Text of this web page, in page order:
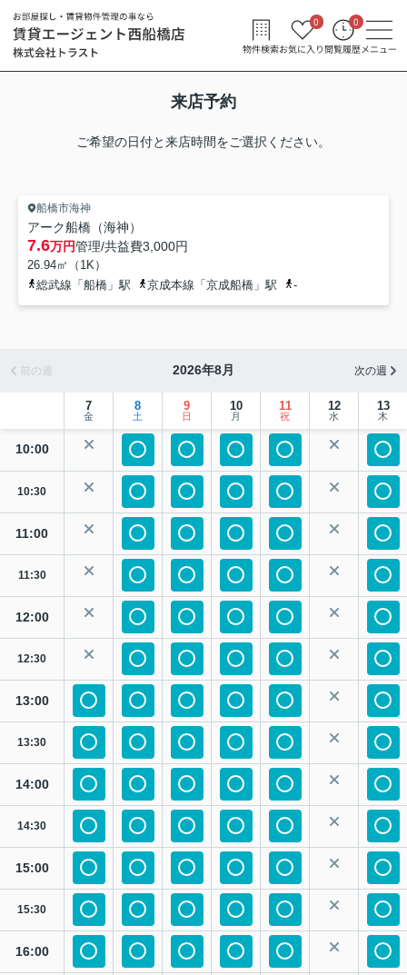
物件検索お気に入り
0
閲覧履歴
0
メニュー
来店予約
ご希望の日付と来店時間をご選択ください。
船橋市海神
アーク船橋（海神）
7.6万円管理/共益費3,000円
26.94㎡（1K）
総武線「船橋」駅
京成本線「京成船橋」駅 -
前の週 2026年8月 次の週
7
金
8
土
9
日
10
月
11
祝
12
水
13
木
10:00
10:30
11:00
11:30
12:00
12:30
13:00
13:30
14:00
14:30
15:00
15:30
16:00